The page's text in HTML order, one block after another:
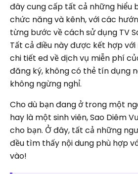
đây cung cấp tất cả những hiểu
chức năng và kênh, với các
từng bước về cách sử dụng TV
Tất cả điều này được kết hợp
chi tiết ed về dịch vụ miễn phí
đăng ký, không có thẻ tín dụng
không ngừng nghỉ.
Cho dù bạn đang ở trong một
hay là một sinh viên, Sao Diêm
cho bạn. Ở đây, tất cả những
đều tìm thấy nội dung phù hợp
vào!